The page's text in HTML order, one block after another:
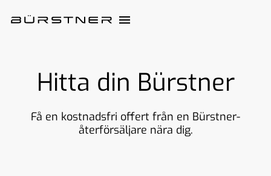
Hitta din Bürstner
Få en kostnadsfri offert från en Bürstner-
återförsäljare nära dig.